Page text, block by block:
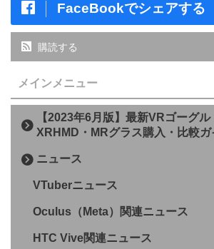
FaceBookでシェアする
購読する
メインメニュー
【2023年6月版】最新VRゴーグル
XRHMD・MRグラス購入・比較ガ
ニュース
VTuberニュース
Oculus（Meta）関連ニュース
HTC Vive関連ニュース